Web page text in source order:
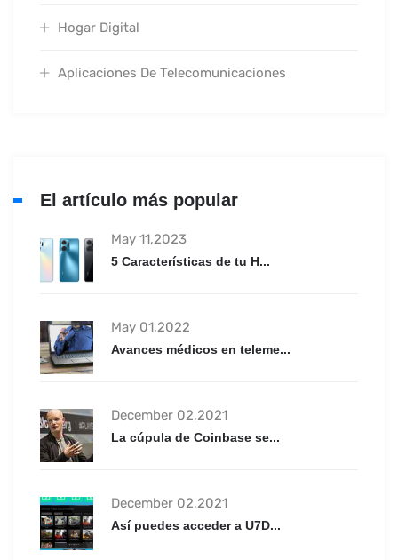
Hogar Digital
Aplicaciones De Telecomunicaciones
El artículo más popular
May 11,2023
5 Características de tu H...
May 01,2022
Avances médicos en teleme...
December 02,2021
La cúpula de Coinbase se...
December 02,2021
Así puedes acceder a U7D...